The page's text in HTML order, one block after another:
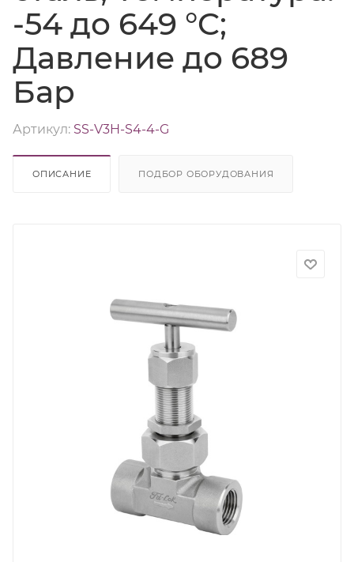
-54 до 649 °C;
Давление до 689
Бар
Артикул: SS-V3H-S4-4-G
ОПИСАНИЕ ПОДБОР ОБОРУДОВАНИЯ